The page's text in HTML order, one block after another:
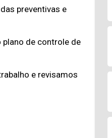
preventivas e
de controle de
e revisamos